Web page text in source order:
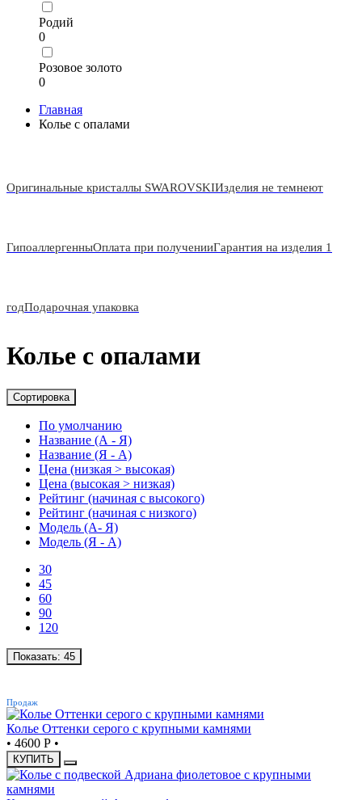
Родий
0
Розовое золото
0
Главная
Колье с опалами
Оригинальные кристаллы SWAROVSKIИзделия не темнеют
ГипоаллергенныОплата при полученииГарантия на изделия 1
годПодарочная упаковка
Колье с опалами
Сортировка
По умолчанию
Название (А - Я)
Название (Я - А)
Цена (низкая > высокая)
Цена (высокая > низкая)
Рейтинг (начиная с высокого)
Рейтинг (начиная с низкого)
Модель (А- Я)
Модель (Я - А)
30
45
60
90
120
Показать: 45
Продаж
Колье Оттенки серого с крупными камнями
• 4600 Р •
КУПИТЬ